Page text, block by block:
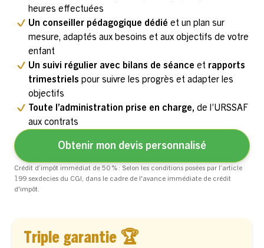
heures effectuées
Un conseiller pédagogique dédié et un plan sur
mesure, adaptés aux besoins et aux objectifs de votre
enfant
Un suivi régulier avec bilans de séance et rapports
trimestriels pour suivre les progrès et adapter les
objectifs
Toute l’administration prise en charge, de l’URSSAF
aux contrats
Obtenir mon devis personnalisé
Crédit d’impôt immédiat de 50 % : Selon les conditions posées par l’article
199 sexdecies du CGI, dans le cadre de l'avance immédiate de crédit
d'impôt.
Triple garantie 🏆